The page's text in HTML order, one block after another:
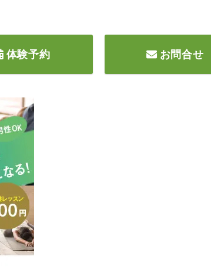
お問合せ
体験予約